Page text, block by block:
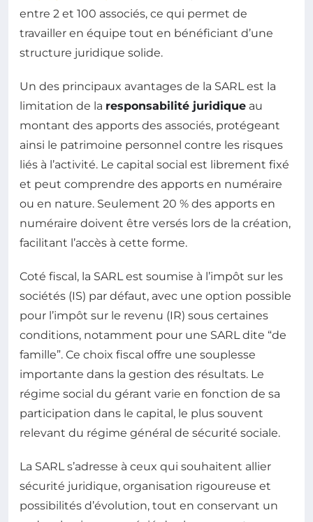
entre 2 et 100 associés, ce qui permet de
travailler en équipe tout en bénéficiant d’une
structure juridique solide.
Un des principaux avantages de la SARL est la
limitation de la responsabilité juridique au
montant des apports des associés, protégeant
ainsi le patrimoine personnel contre les risques
liés à l’activité. Le capital social est librement fixé
et peut comprendre des apports en numéraire
ou en nature. Seulement 20 % des apports en
numéraire doivent être versés lors de la création,
facilitant l’accès à cette forme.
Coté fiscal, la SARL est soumise à l’impôt sur les
sociétés (IS) par défaut, avec une option possible
pour l’impôt sur le revenu (IR) sous certaines
conditions, notamment pour une SARL dite “de
famille”. Ce choix fiscal offre une souplesse
importante dans la gestion des résultats. Le
régime social du gérant varie en fonction de sa
participation dans le capital, le plus souvent
relevant du régime général de sécurité sociale.
La SARL s’adresse à ceux qui souhaitent allier
sécurité juridique, organisation rigoureuse et
possibilités d’évolution, tout en conservant un